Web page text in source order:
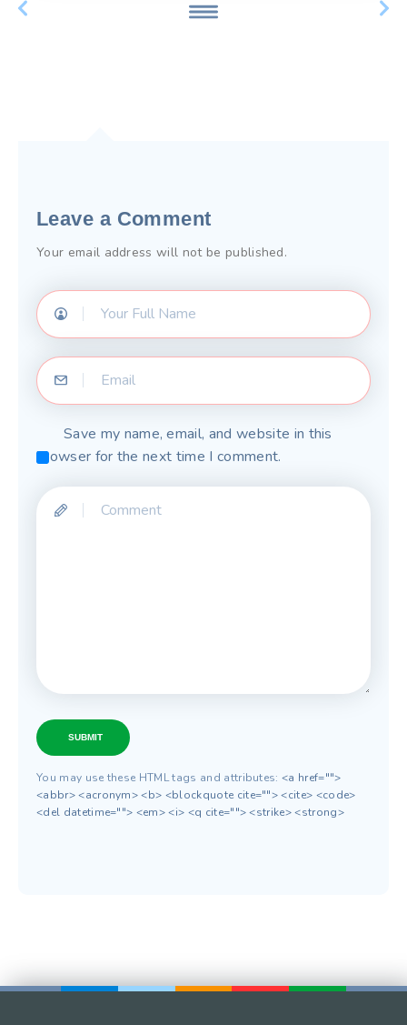
Leave a Comment
Your email address will not be published.
Save my name, email, and website in this
browser for the next time I comment.
SUBMIT
You may use these HTML tags and attributes:<a href="">
<abbr> <acronym> <b> <blockquote cite=""> <cite> <code>
<del datetime=""> <em> <i> <q cite=""> <strike> <strong>